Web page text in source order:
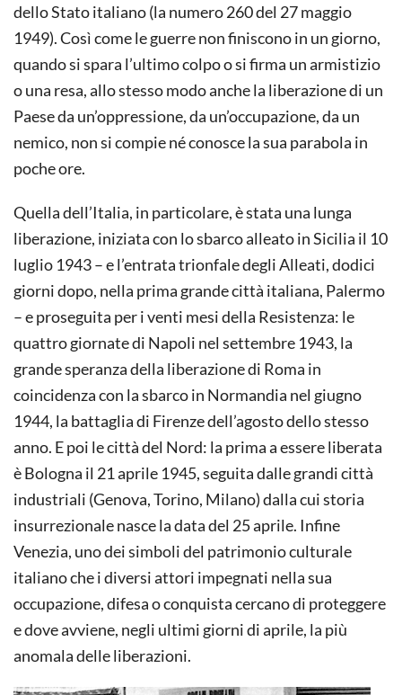
dello Stato italiano (la numero 260 del 27 maggio
1949). Così come le guerre non finiscono in un giorno,
quando si spara l’ultimo colpo o si firma un armistizio
o una resa, allo stesso modo anche la liberazione di un
Paese da un’oppressione, da un’occupazione, da un
nemico, non si compie né conosce la sua parabola in
poche ore.
Quella dell’Italia, in particolare, è stata una lunga
liberazione, iniziata con lo sbarco alleato in Sicilia il 10
luglio 1943 – e l’entrata trionfale degli Alleati, dodici
giorni dopo, nella prima grande città italiana, Palermo
– e proseguita per i venti mesi della Resistenza: le
quattro giornate di Napoli nel settembre 1943, la
grande speranza della liberazione di Roma in
coincidenza con la sbarco in Normandia nel giugno
1944, la battaglia di Firenze dell’agosto dello stesso
anno. E poi le città del Nord: la prima a essere liberata
è Bologna il 21 aprile 1945, seguita dalle grandi città
industriali (Genova, Torino, Milano) dalla cui storia
insurrezionale nasce la data del 25 aprile. Infine
Venezia, uno dei simboli del patrimonio culturale
italiano che i diversi attori impegnati nella sua
occupazione, difesa o conquista cercano di proteggere
e dove avviene, negli ultimi giorni di aprile, la più
anomala delle liberazioni.